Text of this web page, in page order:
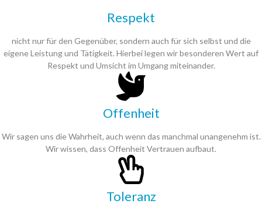
Respekt
nicht nur für den Gegenüber, sondern auch für sich selbst und die
eigene Leistung und Tätigkeit. Hierbei legen wir besonderen Wert auf
Respekt und Umsicht im Umgang miteinander.
Offenheit
Wir sagen uns die Wahrheit, auch wenn das manchmal unangenehm ist.
Wir wissen, dass Offenheit Vertrauen aufbaut.
Toleranz